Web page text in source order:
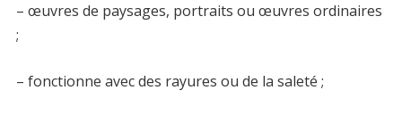
– œuvres de paysages, portraits ou œuvres ordinaires
;
– fonctionne avec des rayures ou de la saleté ;